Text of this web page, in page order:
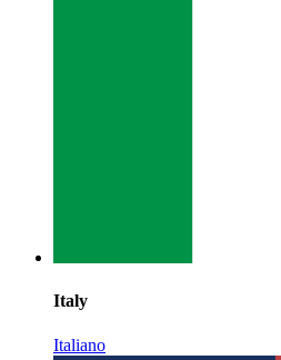
Italy
Italiano